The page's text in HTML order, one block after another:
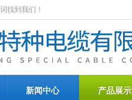
找到我们！
新闻中心 产品展示